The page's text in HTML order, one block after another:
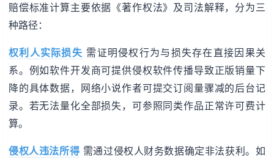
赔偿标准计算主要依据《著作权法》及司法解释，分为三
种路径：
权利人实际损失 需证明侵权行为与损失存在直接因果关
系。例如软件开发商可提供侵权软件传播导致正版销量下
降的具体数据，网络小说作者可提交订阅量骤减的后台记
录。若无法量化全部损失，可参照同类作品正常许可费计
算。
侵权人违法所得 需通过侵权人财务数据确定非法获利。如